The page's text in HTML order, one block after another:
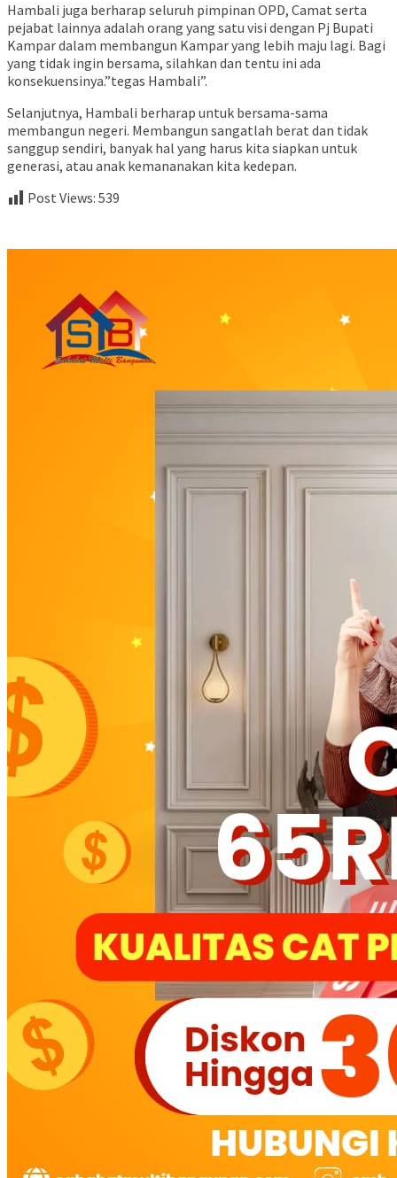
Hambali juga berharap seluruh pimpinan OPD, Camat serta
pejabat lainnya adalah orang yang satu visi dengan Pj Bupati
Kampar dalam membangun Kampar yang lebih maju lagi. Bagi
yang tidak ingin bersama, silahkan dan tentu ini ada
konsekuensinya.”tegas Hambali”.
Selanjutnya, Hambali berharap untuk bersama-sama
membangun negeri. Membangun sangatlah berat dan tidak
sanggup sendiri, banyak hal yang harus kita siapkan untuk
generasi, atau anak kemananakan kita kedepan.
Post Views: 539